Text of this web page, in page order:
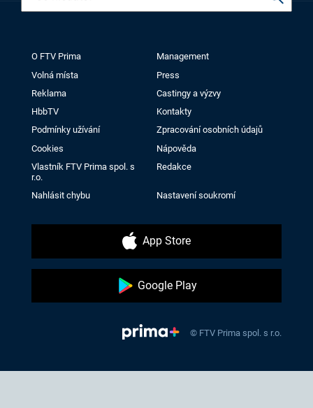
O FTV Prima
Management
Volná místa
Press
Reklama
Castingy a výzvy
HbbTV
Kontakty
Podmínky užívání
Zpracování osobních údajů
Cookies
Nápověda
Vlastník FTV Prima spol. s
r.o.
Redakce
Nahlásit chybu Nastavení soukromí
App Store
Google Play
© FTV Prima spol. s r.o.